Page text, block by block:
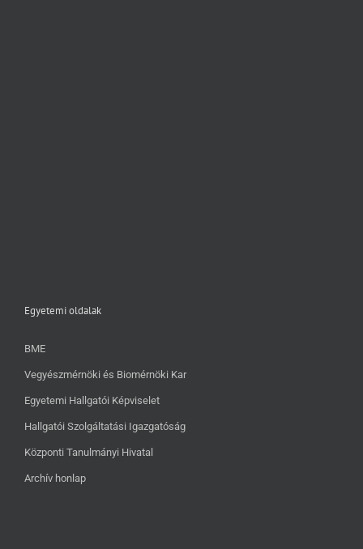
Egyetemi oldalak
BME
Vegyészmérnöki és Biomérnöki Kar
Egyetemi Hallgatói Képviselet
Hallgatói Szolgáltatási Igazgatóság
Központi Tanulmányi Hivatal
Archív honlap